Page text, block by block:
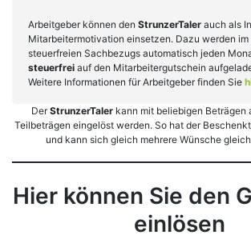
Arbeitgeber können den StrunzerTaler auch als
Mitarbeitermotivation einsetzen. Dazu werden im
steuerfreien Sachbezugs automatisch jeden
steuerfrei auf den Mitarbeitergutschein
Weitere Informationen für Arbeitgeber finden Sie
DerStrunzerTalerkann mit beliebigen Beträgen
Teilbeträgen eingelöst werden. So hat der
und kann sich gleich mehrere Wünsche
Hier können Sie den
einlösen